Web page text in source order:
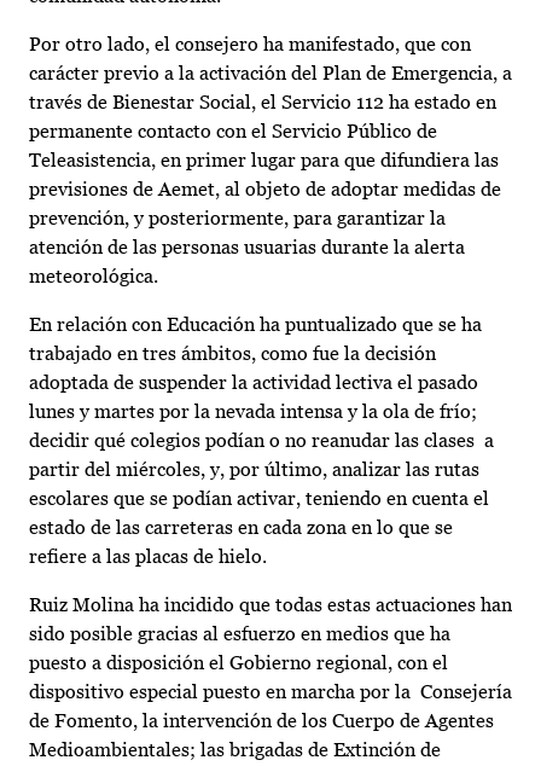
Por otro lado, el consejero ha manifestado, que con
carácter previo a la activación del Plan de Emergencia, a
través de Bienestar Social, el Servicio 112 ha estado en
permanente contacto con el Servicio Público de
Teleasistencia, en primer lugar para que difundiera las
previsiones de Aemet, al objeto de adoptar medidas de
prevención, y posteriormente, para garantizar la
atención de las personas usuarias durante la alerta
meteorológica.
En relación con Educación ha puntualizado que se ha
trabajado en tres ámbitos, como fue la decisión
adoptada de suspender la actividad lectiva el pasado
lunes y martes por la nevada intensa y la ola de frío;
decidir qué colegios podían o no reanudar las clases a
partir del miércoles, y, por último, analizar las rutas
escolares que se podían activar, teniendo en cuenta el
estado de las carreteras en cada zona en lo que se
refiere a las placas de hielo.
Ruiz Molina ha incidido que todas estas actuaciones han
sido posible gracias al esfuerzo en medios que ha
puesto a disposición el Gobierno regional, con el
dispositivo especial puesto en marcha por la Consejería
de Fomento, la intervención de los Cuerpo de Agentes
Medioambientales; las brigadas de Extinción de